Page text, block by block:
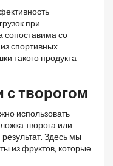
при
сопоставима со
спортивных
такого продукта
с творогом
использовать
творога или
Здесь мы
из фруктов, которые